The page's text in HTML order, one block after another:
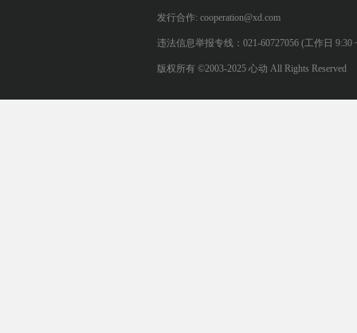
发行合作: cooperation@xd.com
违法信息举报专线：021-60727056 (工作日 9:30
版权所有 ©2003-2025 心动 All Rights Reserved